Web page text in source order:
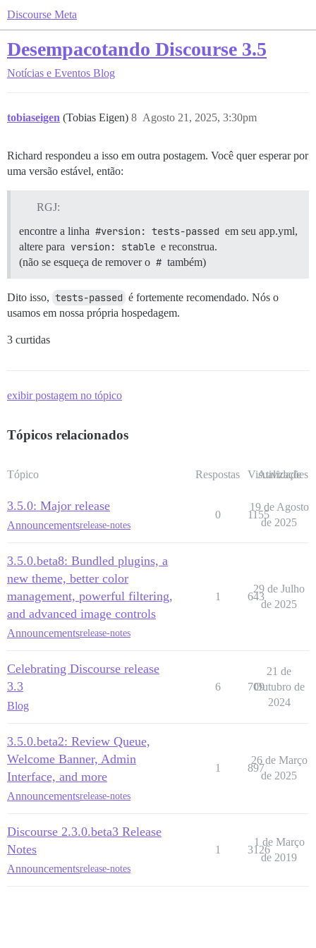
Discourse Meta
Desempacotando Discourse 3.5
Notícias e Eventos Blog
tobiaseigen (Tobias Eigen) Agosto 21, 2025, 3:30pm
8
Richard respondeu a isso em outra postagem. Você quer esperar por
uma versão estável, então:
RGJ:
encontre a linha #version: tests-passed em seu app.yml,
altere para version: stable e reconstrua.
(não se esqueça de remover o # também)
Dito isso, tests-passed é fortemente recomendado. Nós o
usamos em nossa própria hospedagem.
3 curtidas
exibir postagem no tópico
Tópicos relacionados
Tópico Respostas Visualizações
Atividade
3.5.0: Major release
Announcementsrelease-notes
0 1155
19 de Agosto
de 2025
3.5.0.beta8: Bundled plugins, a
new theme, better color
management, powerful filtering,
and advanced image controls
Announcementsrelease-notes
1 643
29 de Julho
de 2025
Celebrating Discourse release
3.3
Blog
6 709
21 de
Outubro de
2024
3.5.0.beta2: Review Queue,
Welcome Banner, Admin
Interface, and more
Announcementsrelease-notes
1 897
26 de Março
de 2025
Discourse 2.3.0.beta3 Release
Notes
Announcementsrelease-notes
1 3126
1 de Março
de 2019